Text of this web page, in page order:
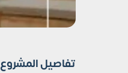
تفاصيل المشروع